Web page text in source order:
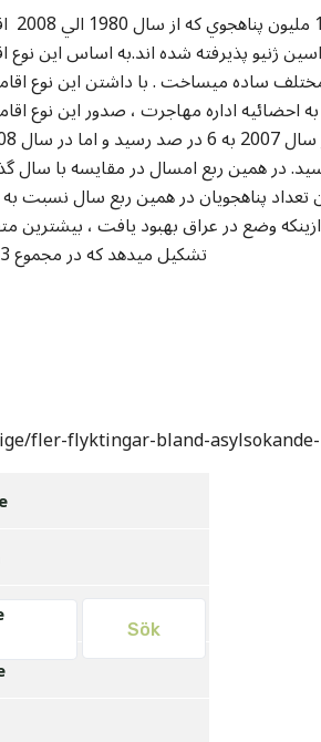
ژنيو پذيرفته شده اند.به اساس اين
اين رقم به 21.4درصد رسيد. در همين ربع امسال در
ازينکه وضع در عراق بهبود يافت ،
تشکيل ميدهد که در مجموع 23 در صد آن اقامت دريافت مينمايند
fler-flyktingar-bland-asylsokande-